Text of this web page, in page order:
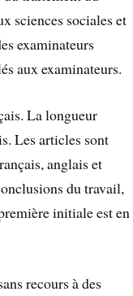
sciences sociales et
examinateurs
aux examinateurs.
La longueur
Les articles sont
anglais et
du travail,
initiale est en
recours à des